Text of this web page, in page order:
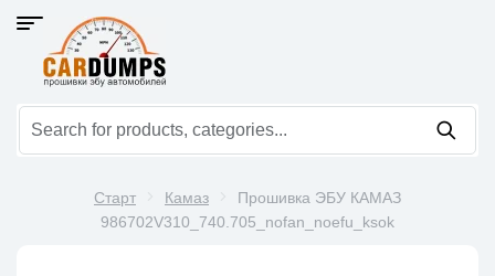
Старт Камаз
Прошивка ЭБУ КАМАЗ
986702V310_740.705_nofan_noefu_ksok